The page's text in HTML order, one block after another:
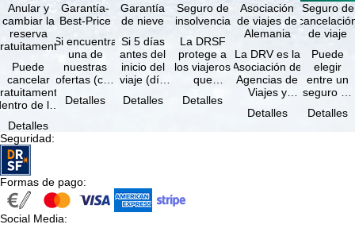
Anular y
cambiar la
reserva
Puede
cancelar
de los
a
reserva, …
Detalles
Garantía-
Best-Price
Si encuentra
una de
nuestras
ofertas (con
prestaciones
Detalles
Garantía
de nieve
Si 5 días
antes del
inicio del
viaje (día
ninguna de
Detalles
Seguro de
insolvencia
La DRSF
protege a
los viajeros
que
viaje
Detalles
Asociación
de viajes de
Alemania
La DRV es la
Asociación de
Agencias de
Viajes y
más grande
Detalles
Seguro de
de viaje
Puede
elegir
entre un
seguro de
de viaje
Detalles
Seguridad:
Formas de pago:
Social Media: